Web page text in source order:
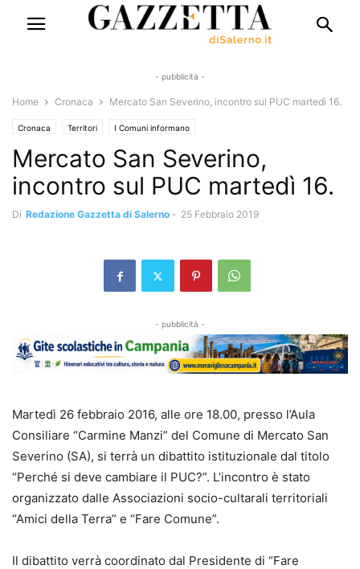
- pubblicità -
Home Cronaca Mercato San Severino, incontro sul PUC martedì 16.
Cronaca Territori I Comuni informano
Mercato San Severino,
incontro sul PUC martedì 16.
Di Redazione Gazzetta di Salerno - 25 Febbraio 2019
- pubblicità -
Martedì 26 febbraio 2016, alle ore 18.00, presso l’Aula
Consiliare “Carmine Manzi” del Comune di Mercato San
Severino (SA), si terrà un dibattito istituzionale dal titolo
“Perché si deve cambiare il PUC?”. L’incontro è stato
organizzato dalle Associazioni socio-cultarali territoriali
“Amici della Terra” e “Fare Comune”.
Il dibattito verrà coordinato dal Presidente di “Fare